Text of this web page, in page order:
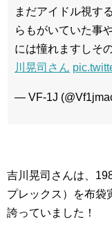
まだアイドル視す
らもがいていた事
には憧れますしそ
川晃司さん
— VF-1J
吉川晃司さんは、
プレックス）を布袋
誇っていました！